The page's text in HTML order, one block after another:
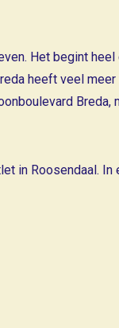
Het begint
heeft veel
Breda,
in Roosendaal.